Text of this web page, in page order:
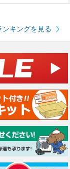
ンキングを見る